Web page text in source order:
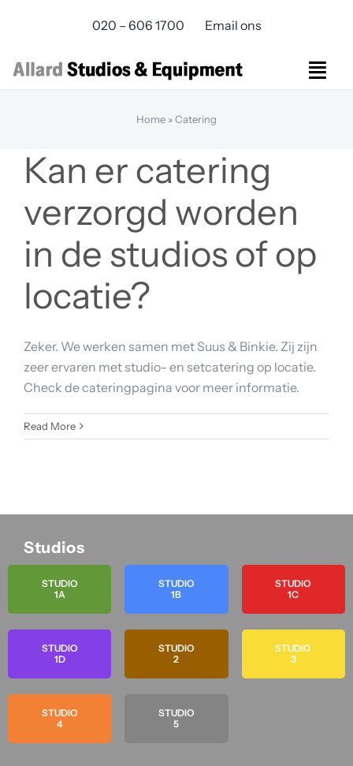
020 – 606 1700 Email ons
Virtual Production
Over ons
Bereikbaarheid
Contact
Home »Catering
Kan er catering
verzorgd worden
in de studios of op
locatie?
Zeker. We werken samen met Suus & Binkie. Zij zijn
zeer ervaren met studio- en setcatering op locatie.
Check de cateringpagina voor meer informatie.
Read More
Studios
STUDIO
1A
STUDIO
1D
STUDIO
4
STUDIO
1B
STUDIO
2
STUDIO
5
STUDIO
1C
STUDIO
3